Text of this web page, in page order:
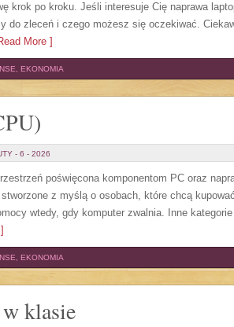
krok po kroku. Jeśli interesuje Cię naprawa
do zleceń i czego możesz się oczekiwać.
More ]
EKONOMIA
- 6 - 2026
poświęcona komponentom PC oraz
z myślą o osobach, które chcą
wtedy, gdy komputer zwalnia. Inne
EKONOMIA
klasie